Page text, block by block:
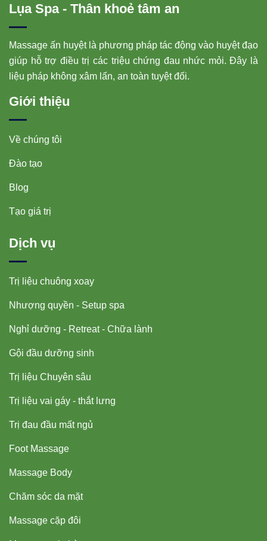
Lụa Spa - Thân khoẻ tâm an
Massage ấn huyệt là phương pháp tác động vào huyệt đạo
giúp hỗ trợ điều trị các triệu chứng đau nhức mỏi. Đây là
liệu pháp không xâm lấn, an toàn tuyệt đối.
Giới thiệu
Về chúng tôi
Đào tạo
Blog
Tạo giá trị
Dịch vụ
Trị liệu chuông xoay
Nhượng quyền - Setup spa
Nghỉ dưỡng - Retreat - Chữa lành
Gội đầu dưỡng sinh
Trị liệu Chuyên sâu
Trị liệu vai gáy - thắt lưng
Trị đau đầu mất ngủ
Foot Massage
Massage Body
Chăm sóc da mặt
Massage cặp đôi